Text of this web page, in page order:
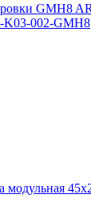
002-GMH8